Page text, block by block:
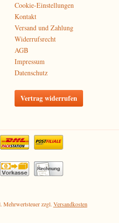
Cookie-Einstellungen
Kontakt
Versand und Zahlung
Widerrufsrecht
AGB
Impressum
Datenschutz
Vertrag widerrufen
Mehrwertsteuer zzgl. Versandkosten